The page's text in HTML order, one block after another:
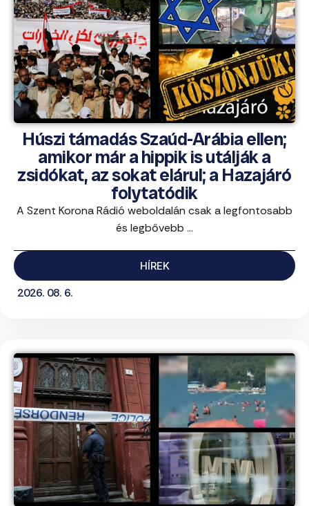
Húszi támadás Szaúd-Arábia ellen;
amikor már a hippik is utálják a
zsidókat, az sokat elárul; a Hazajáró
folytatódik
A Szent Korona Rádió weboldalán csak a legfontosabb
és legbővebb ...
HÍREK
2026. 08. 6.